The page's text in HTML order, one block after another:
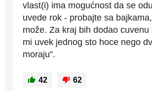
vlast(i) ima mogućnost da se
uvede rok - probajte sa
može. Za kraj bih dodao cuvenu
mi uvek jednog sto hoce nego
moraju”.
42 62